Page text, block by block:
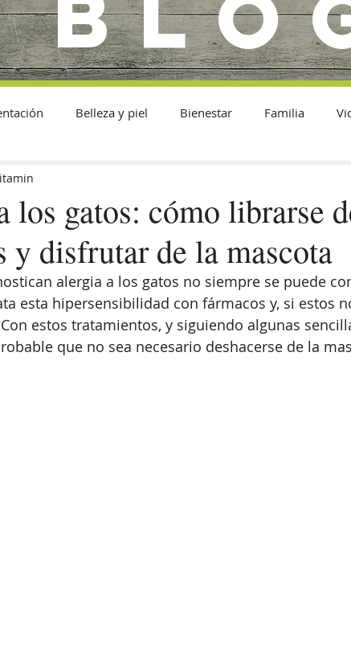
Belleza y piel Bienestar Familia
los gatos: cómo librarse
y disfrutar de la mascota
alergia a los gatos no siempre se puede
esta hipersensibilidad con fármacos y, si estos
estos tratamientos, y siguiendo algunas
que no sea necesario deshacerse de la